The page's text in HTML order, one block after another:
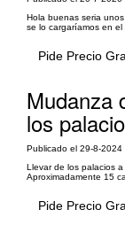
Hola buenas seria
se lo cargaríamos en
Pide Precio
Mudanza
los
Publicado el 29-8-2024
Llevar de los palacios
Aproximadamente 15
Pide Precio